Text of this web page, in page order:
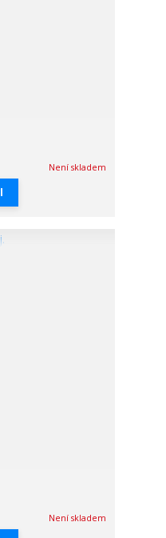
Není skladem
Není skladem